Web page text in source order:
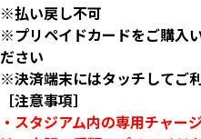
※払い戻し不可
※プリペイドカードをご購入
ださい
※決済端末にはタッチしてご
［注意事項］
・スタジアム内の専用チャー